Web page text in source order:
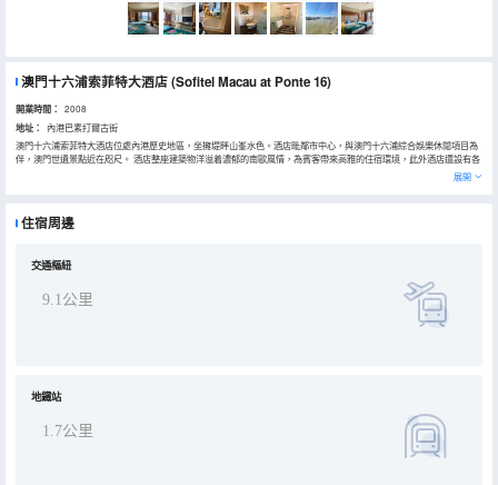
澳門十六浦索菲特大酒店(Sofitel Macau at Ponte 16)
開業時間： 2008
地址：
內港巴素打爾古街
澳門十六浦索菲特大酒店位處內港歷史地區，坐擁堤畔山峯水色。酒店毗鄰市中心，與澳門十六浦綜合娛樂休閒項目為
伴，澳門世遺景點近在咫尺。 酒店整座建築物洋溢着濃郁的南歐風情，為賓客帶來高雅的住宿環境，此外酒店還設有各
展開
住宿周邊
交通樞紐
9.1公里
地鐵站
1.7公里